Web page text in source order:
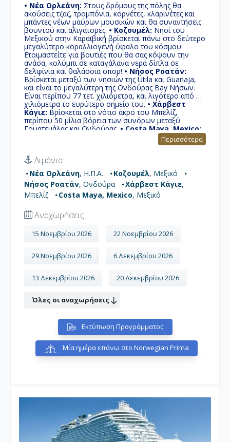
• Νέα Ορλεάνη: Στους δρόμους της πόλης θα
ακούσεις τζαζ, τρομπόνια, κορνέτες, κλαρινέτες και
μπάντες νέων μαύρων μουσικών και θα συναντήσεις
βουντού και αλιγάτορες. • Κοζουμέλ: Νησί του
Μεξικού στην Καραϊβική βρίσκεται πάνω στο δεύτερο
μεγαλύτερο κοραλλιογενή ύφαλο του κόσμου.
Ετοιμαστείτε για βουτιές που θα σας κόψουν την
ανάσα, κολύμπι σε καταγάλανα νερά δίπλα σε
δελφίνια και θαλάσσια σπορ! • Νήσος Ροατάν:
Βρίσκεται μεταξύ των νησιών της Útila και Guanaja,
και είναι το μεγαλύτερη της Ονδούρας Bay Νήσων.
Είναι περίπου 77 τετ. χιλιόμετρα, και λιγότερο από 8
χιλιόμετρα το ευρύτερο σημείο του. • Χάρβεστ
Κάγιε: Βρίσκεται στο νότιο άκρο του Μπελίζ,
περίπου 50 μίλια βόρεια των συνόρων μεταξύ
Γουατεμάλας και Ονδούρας. • Costa Maya, Mexico:
Μικρή τουριστική περιοχή της πολιτείας Quintana
Roo του Μεξικού, μοιάζει με ιδιωτικό νησί φτιαγμένο
ειδικά για τους επιβάτες των κρουαζιερόπλοιων.
Περισσότερα
Λιμάνια:
Νέα Ορλεάνη, Η.Π.Α. Κοζουμέλ, Μεξικό
Νήσος Ροατάν, Ονδούρα Χάρβεστ Κάγιε,
Μπελίζ
Costa Maya, Mexico, Μεξικό
Αναχωρήσεις:
15 Νοεμβρίου 2026 22 Νοεμβρίου 2026
29 Νοεμβρίου 2026 6 Δεκεμβρίου 2026
13 Δεκεμβρίου 2026 20 Δεκεμβρίου 2026
Όλες οι αναχωρήσεις
Εκτύπωση Προγράμματος
Μία ημέρα επάνω στο Norwegian Prima